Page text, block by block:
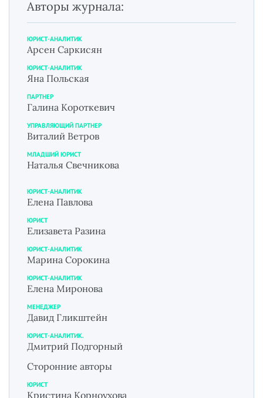
Авторы журнала:
ЮРИСТ-АНАЛИТИК
Арсен Саркисян
ЮРИСТ-АНАЛИТИК
Яна Польская
ПАРТНЕР
Галина Короткевич
УПРАВЛЯЮЩИЙ ПАРТНЕР
Виталий Ветров
МЛАДШИЙ ЮРИСТ
Наталья Свечникова
ЮРИСТ-АНАЛИТИК
Елена Павлова
ЮРИСТ
Елизавета Разина
ЮРИСТ-АНАЛИТИК
Марина Сорокина
ЮРИСТ-АНАЛИТИК
Елена Миронова
МЕНЕДЖЕР
Давид Гликштейн
ЮРИСТ-АНАЛИТИК.
Дмитрий Подгорный
Сторонние авторы
ЮРИСТ
Кристина Корноухова